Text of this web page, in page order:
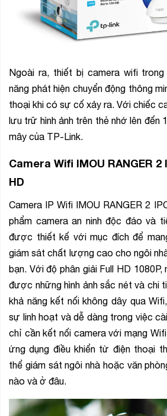
Ngoài ra, thiết bị camera wifi
năng phát hiện chuyển động thông
thoại khi có sự cố xảy ra. Với chiếc
lưu trữ hình ảnh trên thẻ nhớ lên đến
mây của TP-Link.
Camera Wifi IMOU RANGER 2
HD
Camera IP Wifi IMOU RANGER 2
phẩm camera an ninh độc đáo và
được thiết kế với mục đích để
giám sát chất lượng cao cho ngôi
bạn. Với độ phân giải Full HD
được những hình ảnh sắc nét và chi
khả năng kết nối không dây qua
sự linh hoạt và dễ dàng trong việc
chỉ cần kết nối camera với mạng
ứng dụng điều khiển từ điện thoại
thể giám sát ngôi nhà hoặc văn
nào và ở đâu.